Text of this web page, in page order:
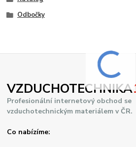
Odbočky
VZDUCHOTECHNIKA
Profesionální internetový obchod se
vzduchotechnickým materiálem v ČR.
Co nabízíme: